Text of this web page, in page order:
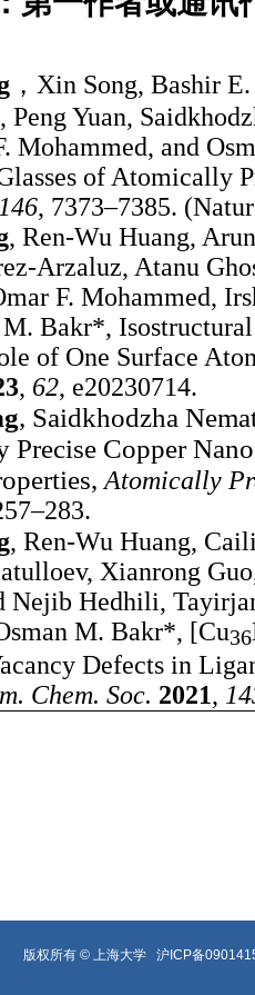
，Xin Song, Bashir
Yuan,
Mohammed, and
of Atomically
146, 7373–7385.
, Ren-Wu Huang,
Arzaluz, Atanu
F. Mohammed,
M. Bakr*,
of One Surface
, 62, e20230714.
, Saidkhodzha
Precise Copper
, Atomically
.
, Ren-Wu Huang,
Xianrong
Nejib Hedhili,
M. Bakr*, [Cu36
Defects in
Chem. Soc. 2021,
版权所有 © 上海大学 沪ICP备